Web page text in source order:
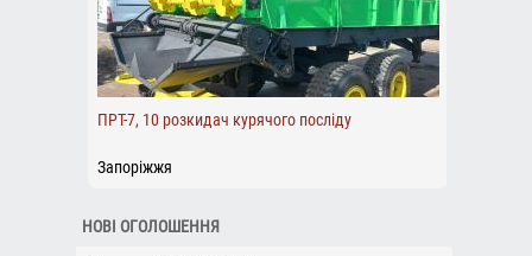
ПРТ-7, 10 розкидач курячого посліду
Запоріжжя
НОВІ ОГОЛОШЕННЯ